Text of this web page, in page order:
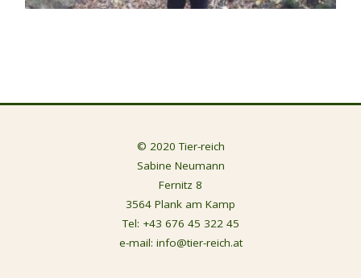
© 2020 Tier-reich
Sabine Neumann
Fernitz 8
3564 Plank am Kamp
Tel: +43 676 45 322 45
e-mail: info@tier-reich.at